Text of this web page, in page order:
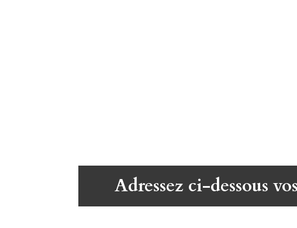
Adressez ci-dessous